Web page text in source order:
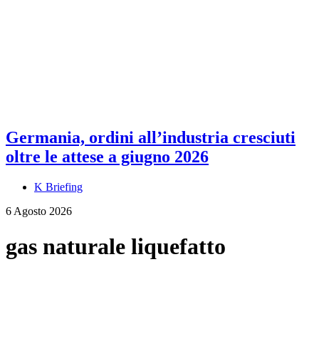
Germania, ordini all’industria cresciuti
oltre le attese a giugno 2026
K Briefing
6 Agosto 2026
gas naturale liquefatto